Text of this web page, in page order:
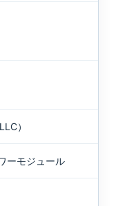
）
ーモジュール